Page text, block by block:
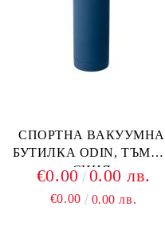
СПОРТНА ВАКУУМНА
БУТИЛКА ODIN, ТЪМНО
СИНЯ
€0.00 0.00 лв.
€0.00 0.00 лв.